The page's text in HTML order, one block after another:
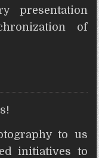
presentation
of
to us
initiatives to